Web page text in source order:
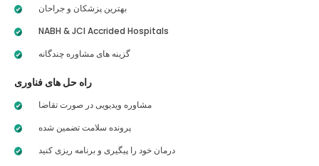
بهترین پزشکان و جراحان
NABH & JCI Accrided Hospitals
گزینه های مشاوره چندگانه
راه حل های فناوری
مشاوره ویدیویی در صورت تقاضا
پرونده سلامت تضمین شده
درمان خود را پیگیری و برنامه ریزی کنید